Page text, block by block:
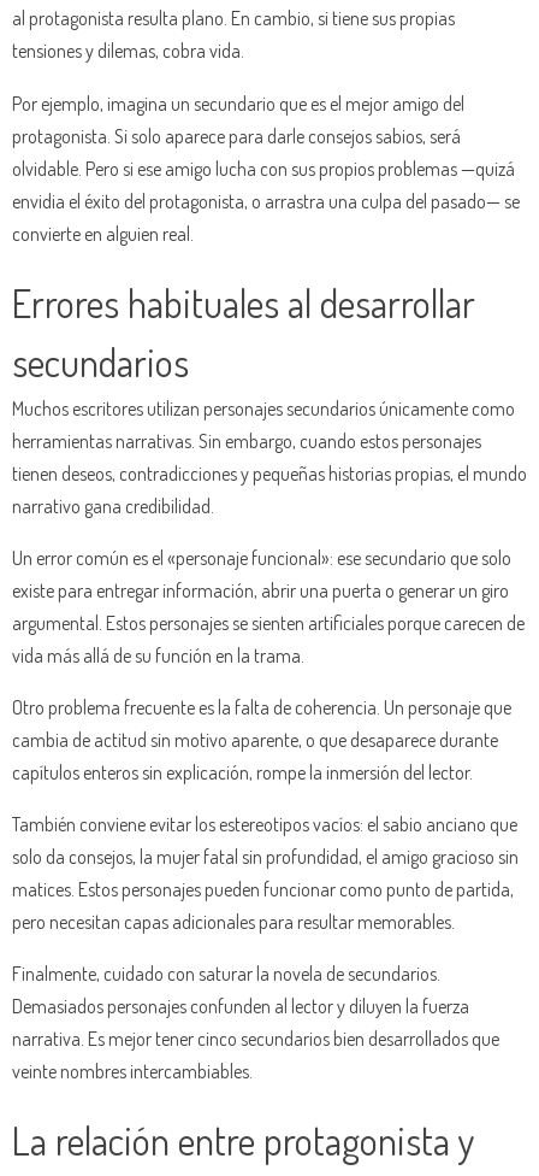
al protagonista resulta plano. En cambio, si tiene sus propias
tensiones y dilemas, cobra vida.
Por ejemplo, imagina un secundario que es el mejor amigo del
protagonista. Si solo aparece para darle consejos sabios, será
olvidable. Pero si ese amigo lucha con sus propios problemas —quizá
envidia el éxito del protagonista, o arrastra una culpa del pasado— se
convierte en alguien real.
Errores habituales al desarrollar
secundarios
Muchos escritores utilizan personajes secundarios únicamente como
herramientas narrativas. Sin embargo, cuando estos personajes
tienen deseos, contradicciones y pequeñas historias propias, el mundo
narrativo gana credibilidad.
Un error común es el «personaje funcional»: ese secundario que solo
existe para entregar información, abrir una puerta o generar un giro
argumental. Estos personajes se sienten artificiales porque carecen de
vida más allá de su función en la trama.
Otro problema frecuente es la falta de coherencia. Un personaje que
cambia de actitud sin motivo aparente, o que desaparece durante
capítulos enteros sin explicación, rompe la inmersión del lector.
También conviene evitar los estereotipos vacíos: el sabio anciano que
solo da consejos, la mujer fatal sin profundidad, el amigo gracioso sin
matices. Estos personajes pueden funcionar como punto de partida,
pero necesitan capas adicionales para resultar memorables.
Finalmente, cuidado con saturar la novela de secundarios.
Demasiados personajes confunden al lector y diluyen la fuerza
narrativa. Es mejor tener cinco secundarios bien desarrollados que
veinte nombres intercambiables.
La relación entre protagonista y